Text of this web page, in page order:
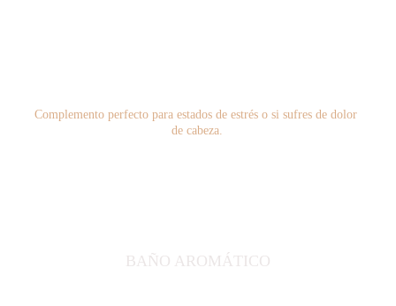
Complemento perfecto para estados de estrés o si sufres de dolor
de cabeza.
BAÑO AROMÁTICO